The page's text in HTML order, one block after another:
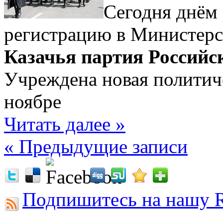
Сегодня днём
регистрацию в
Казачья партия
Учреждена новая
ноябре
Читать далее »
« Предыдущие записи
Подпишитесь на нашу